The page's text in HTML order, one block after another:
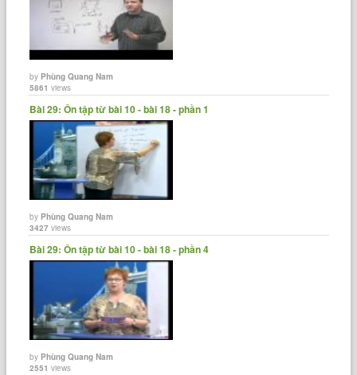
byPhùng Quang Nam
5861 views
Bài 29: Ôn tập từ bài 10 - bài 18 - phần 1
byPhùng Quang Nam
3427 views
Bài 29: Ôn tập từ bài 10 - bài 18 - phần 4
byPhùng Quang Nam
2551 views